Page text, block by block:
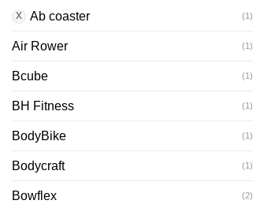
Ab coaster (1)
Air Rower (1)
Bcube (1)
BH Fitness (1)
BodyBike (1)
Bodycraft (1)
Bowflex (2)